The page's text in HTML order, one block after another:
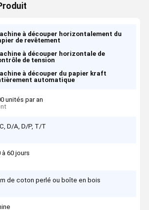
à découper horizontalement du
de revêtement
à découper horizontale de
de tension
à découper du papier kraft
automatique
unités par an
D/A, D/P, T/T
à 60 jours
de coton perlé ou boîte en bois